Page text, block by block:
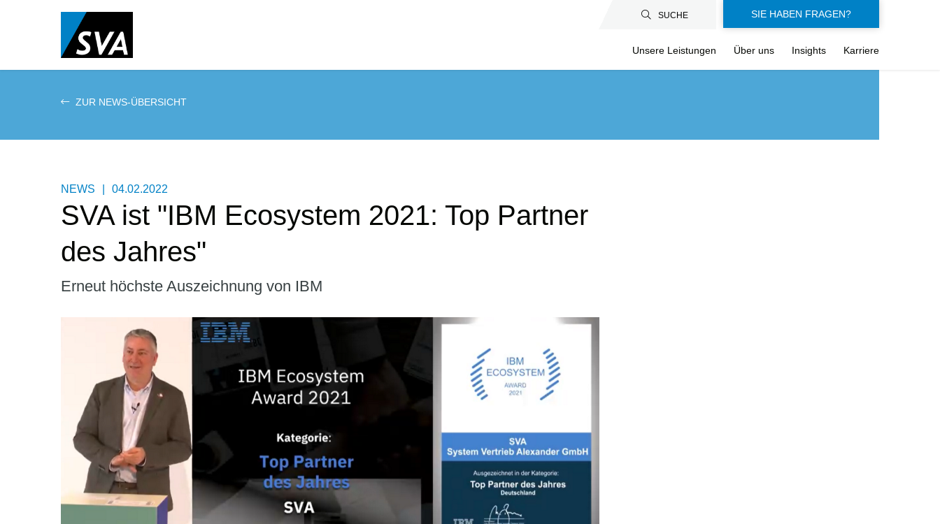
SUCHE SIE HABEN FRAGEN?
Unsere Leistungen Über uns Insights Karriere
ZUR NEWS-ÜBERSICHT
NEWS 04.02.2022
SVA ist "IBM Ecosystem 2021: Top Partner
des Jahres"
Erneut höchste Auszeichnung von IBM